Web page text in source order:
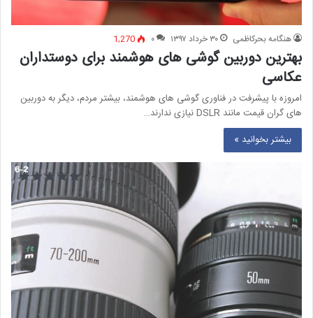
هنگامه بحرکاظمی ۳۰ خرداد ۱۳۹۷ ۰ 1,270
بهترین دوربین گوشی های هوشمند برای دوستداران
عکاسی
امروزه با پیشرفت در فناوری گوشی های هوشمند، بیشتر مردم، دیگر به دوربین
های گران قیمت مانند DSLR نیازی ندارند…
بیشتر بخوانید »